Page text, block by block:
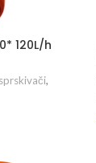
120L/h
,